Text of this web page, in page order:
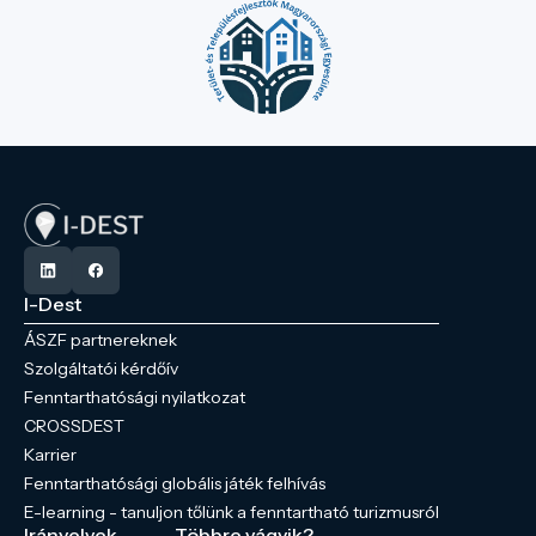
I-Dest
ÁSZF partnereknek
Szolgáltatói kérdőív
Fenntarthatósági nyilatkozat
CROSSDEST
Karrier
Fenntarthatósági globális játék felhívás
E-learning - tanuljon tőlünk a fenntartható turizmusról